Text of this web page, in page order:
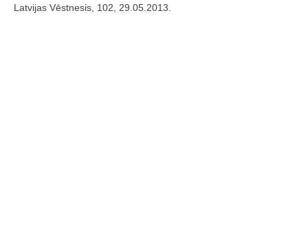
Latvijas Vēstnesis, 102, 29.05.2013.